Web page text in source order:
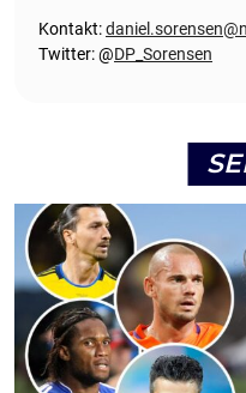
Kontakt:
Twitter: @DP_Sorensen